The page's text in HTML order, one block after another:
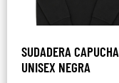
SUDADERA CAPUCHA
UNISEX NEGRA